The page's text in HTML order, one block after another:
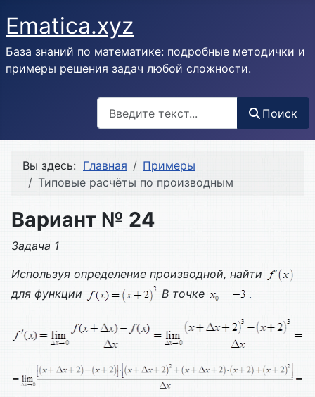
Ematica.xyz
База знаний по математике: подробные методички и
примеры решения задач любой сложности.
Поиск
Вы здесь: Главная
Примеры
Типовые расчёты по производным
Вариант № 24
Задача 1
Используя определение производной, найти
для функции
В точке